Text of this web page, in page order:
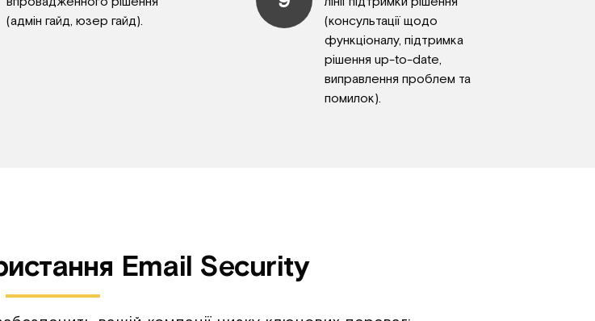
(адмін гайд, юзер гайд).
(консультації щодо
функціоналу, підтримка
рішення up-to-date,
виправлення проблем та
помилок).
Email Security